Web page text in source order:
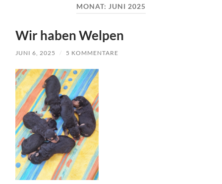
MONAT: JUNI 2025
Wir haben Welpen
JUNI 6, 2025 / 5 KOMMENTARE